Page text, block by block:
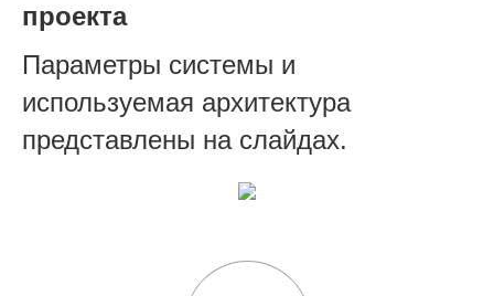
проекта
Параметры системы и
используемая архитектура
представлены на слайдах.